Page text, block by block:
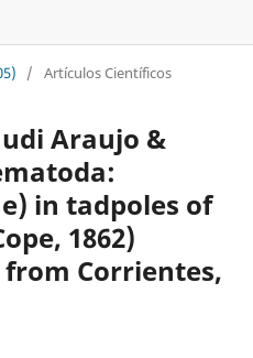
/ Artículos Científicos
Araujo &
in tadpoles of
1862)
Corrientes,